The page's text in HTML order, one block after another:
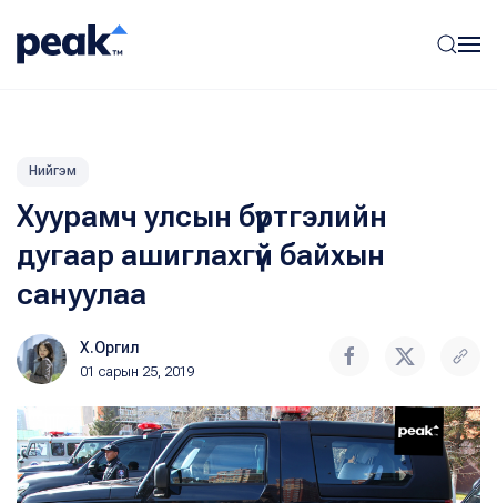
Нийгэм
Хуурамч улсын бүртгэлийн
дугаар ашиглахгүй байхын
сануулаа
Х.Оргил
01 сарын 25, 2019